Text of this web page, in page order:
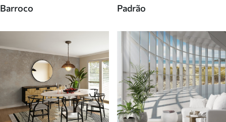
Barroco Padrão